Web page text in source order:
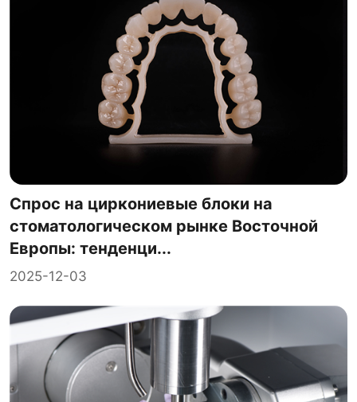
Спрос на циркониевые блоки на
стоматологическом рынке Восточной
Европы: тенденци...
2025-12-03